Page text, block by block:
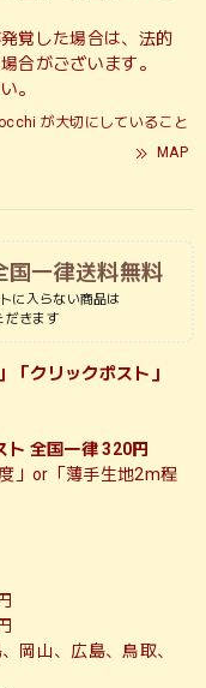
覚した場合は、法的
合がございます。
。
が大切にしていること
MAP
国一律送料無料
に入らない商品は
だきます
「クリックポスト」
ト 全国一律 320円
」or「薄手生地2m程
岡山、広島、鳥取、